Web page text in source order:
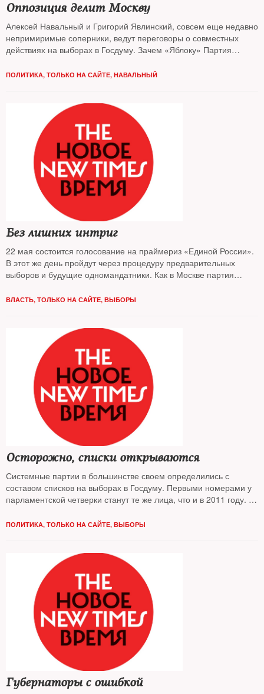
Оппозиция делит Москву
Алексей Навальный и Григорий Явлинский, совсем еще недавно
непримиримые соперники, ведут переговоры о совместных
действиях на выборах в Госдуму. Зачем «Яблоку» Партия
ПОЛИТИКА, ТОЛЬКО НА САЙТЕ, НАВАЛЬНЫЙ
Без лишних интриг
22 мая состоится голосование на праймериз «Единой России».
В этот же день пройдут через процедуру предварительных
выборов и будущие одномандатники. Как в Москве партия
Times
ВЛАСТЬ, ТОЛЬКО НА САЙТЕ, ВЫБОРЫ
Осторожно, списки открываются
Системные партии в большинстве своем определились с
составом списков на выборах в Госдуму. Первыми номерами у
парламентской четверки станут те же лица, что и в 2011 году. К
ПОЛИТИКА, ТОЛЬКО НА САЙТЕ, ВЫБОРЫ
Губернаторы с ошибкой